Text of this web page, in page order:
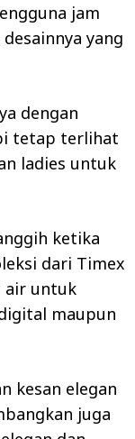
jam
yang
dengan
tetap terlihat
ladies untuk
ketika
dari Timex
air untuk
maupun
kesan elegan
juga